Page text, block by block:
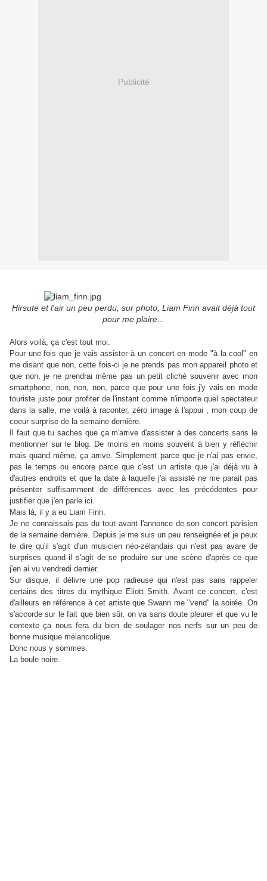
Publicité
Hirsute et l'air un peu perdu, sur photo, Liam Finn avait déjà tout
pour me plaire...
Alors voilà, ça c'est tout moi.
Pour une fois que je vais assister à un concert en mode "à la cool" en
me disant que non, cette fois-ci je ne prends pas mon appareil photo et
que non, je ne prendrai même pas un petit cliché souvenir avec mon
smartphone, non, non, non, parce que pour une fois j'y vais en mode
touriste juste pour profiter de l'instant comme n'importe quel spectateur
dans la salle, me voilà à raconter, zéro image à l'appui , mon coup de
coeur surprise de la semaine dernière.
Il faut que tu saches que ça m'arrive d'assister à des concerts sans le
mentionner sur le blog. De moins en moins souvent à bien y réfléchir
mais quand même, ça arrive. Simplement parce que je n'ai pas envie,
pas le temps ou encore parce que c'est un artiste que j'ai déjà vu à
d'autres endroits et que la date à laquelle j'ai assisté ne me parait pas
présenter suffisamment de différences avec les précédentes pour
justifier que j'en parle ici.
Mais là, il y a eu Liam Finn.
Je ne connaissais pas du tout avant l'annonce de son concert parisien
de la semaine dernière. Depuis je me suis un peu renseignée et je peux
te dire qu'il s'agit d'un musicien néo-zélandais qui n'est pas avare de
surprises quand il s'agit de se produire sur une scène d'après ce que
j'en ai vu vendredi dernier.
Sur disque, il délivre une pop radieuse qui n'est pas sans rappeler
certains des titres du mythique Eliott Smith. Avant ce concert, c'est
d'ailleurs en référence à cet artiste que Swann me "vend" la soirée. On
s'accorde sur le fait que bien sûr, on va sans doute pleurer et que vu le
contexte ça nous fera du bien de soulager nos nerfs sur un peu de
bonne musique mélancolique.
Donc nous y sommes.
La boule noire.